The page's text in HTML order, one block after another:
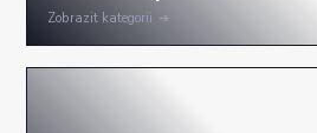
Zobrazit kategorii